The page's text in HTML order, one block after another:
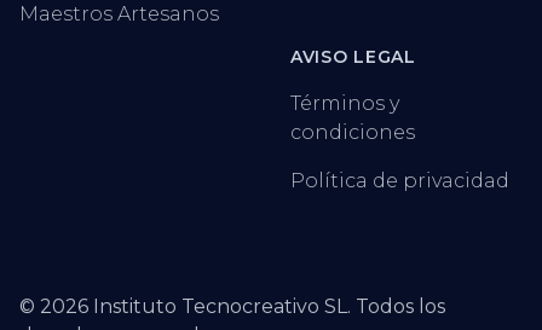
Maestros Artesanos
AVISO LEGAL
Términos y
condiciones
Política de privacidad
© 2026 Instituto Tecnocreativo SL. Todos los